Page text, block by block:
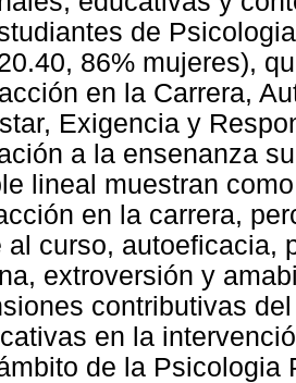
de
86% mujeres),
en la Carrera,
Exigencia y
a la ensenanza
lineal muestran
en la carrera,
al curso, autoeficacia,
extroversión y
contributivas
en la
de la Psicologia